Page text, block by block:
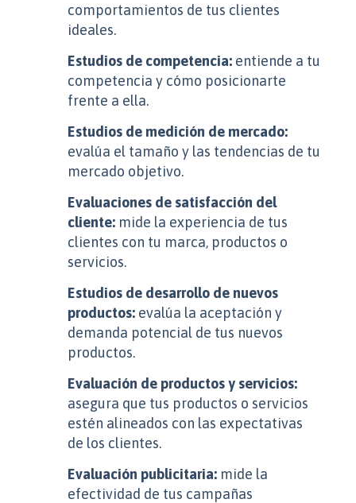
comportamientos de tus clientes
ideales.
Estudios de competencia:entiende a tu
competencia y cómo posicionarte
frente a ella.
Estudios de medición de mercado:
evalúa el tamaño y las tendencias de tu
mercado objetivo.
Evaluaciones de satisfacción del
cliente:mide la experiencia de tus
clientes con tu marca, productos o
servicios.
Estudios de desarrollo de nuevos
productos:evalúa la aceptación y
demanda potencial de tus nuevos
productos.
Evaluación de productos y servicios:
asegura que tus productos o servicios
estén alineados con las expectativas
de los clientes.
Evaluación publicitaria:mide la
efectividad de tus campañas